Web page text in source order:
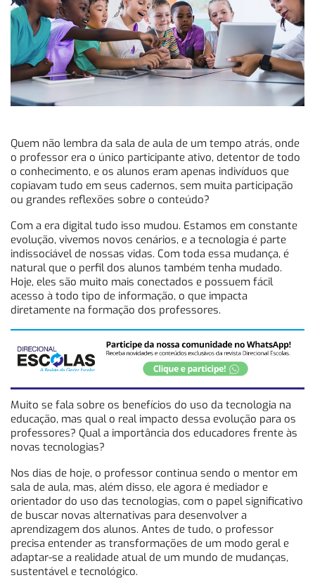
Quem não lembra da sala de aula de um tempo atrás, onde
o professor era o único participante ativo, detentor de todo
o conhecimento, e os alunos eram apenas indivíduos que
copiavam tudo em seus cadernos, sem muita participação
ou grandes reflexões sobre o conteúdo?
Com a era digital tudo isso mudou. Estamos em constante
evolução, vivemos novos cenários, e a tecnologia é parte
indissociável de nossas vidas. Com toda essa mudança, é
natural que o perfil dos alunos também tenha mudado.
Hoje, eles são muito mais conectados e possuem fácil
acesso à todo tipo de informação, o que impacta
diretamente na formação dos professores.
Muito se fala sobre os benefícios do uso da tecnologia na
educação, mas qual o real impacto dessa evolução para os
professores? Qual a importância dos educadores frente às
novas tecnologias?
Nos dias de hoje, o professor continua sendo o mentor em
sala de aula, mas, além disso, ele agora é mediador e
orientador do uso das tecnologias, com o papel significativo
de buscar novas alternativas para desenvolver a
aprendizagem dos alunos. Antes de tudo, o professor
precisa entender as transformações de um modo geral e
adaptar-se a realidade atual de um mundo de mudanças,
sustentável e tecnológico.